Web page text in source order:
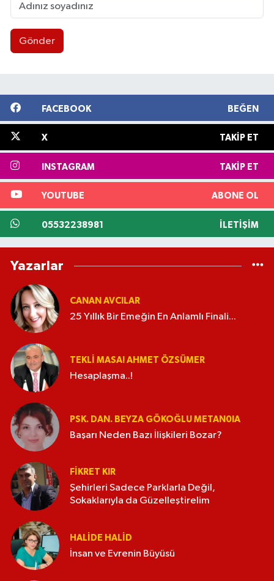
Gönder
FACEBOOK BEĞEN
X TAKIP ET
INSTAGRAM TAKIP ET
YOUTUBE ABONE OL
05532238981 İLETIŞIM
Yazarlar
CANAN AVCILAR
25 Yıllık Bir Emeğin En Anlamlı Finali...
TEKLI MASA! AHMET ÖZSÜMER
Hesaplaşma..!
PSK. DAN. BEYZA GÖKOĞLU METAN0IA
Başarı Neden Bazı İlişkileri Bozar?
FIKRET KIR
Şehirleri Sadece Parklarla Değil,
Sokaklarıyla da Güzelleştirelim
HALIDE HALID
İnsan ve Evrenin Büyüsü